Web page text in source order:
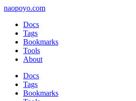
naopoyo.com
Docs
Tags
Bookmarks
Tools
About
Docs
Tags
Bookmarks